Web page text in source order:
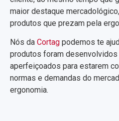
maior destaque
produtos que prezam pela
Nós da Cortag podemos te
produtos foram
aperfeiçoados para estarem
normas e demandas do
ergonomia.